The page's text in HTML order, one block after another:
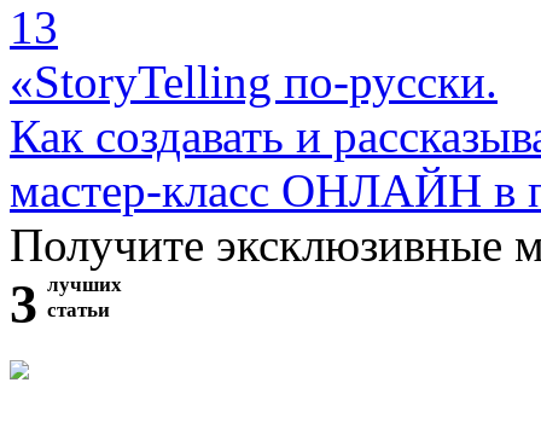
13
«StoryTelling по-русски.
Как создавать и
мастер-класс ОНЛАЙН в
Получите эксклюзивные
3 лучших
статьи